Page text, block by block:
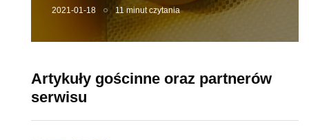
2021-01-18 11 minut czytania
Artykuły gościnne oraz partnerów
serwisu